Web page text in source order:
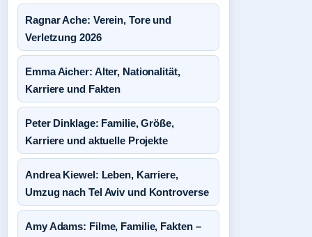
Ragnar Ache: Verein, Tore und
Verletzung 2026
Emma Aicher: Alter, Nationalität,
Karriere und Fakten
Peter Dinklage: Familie, Größe,
Karriere und aktuelle Projekte
Andrea Kiewel: Leben, Karriere,
Umzug nach Tel Aviv und Kontroverse
Amy Adams: Filme, Familie, Fakten –